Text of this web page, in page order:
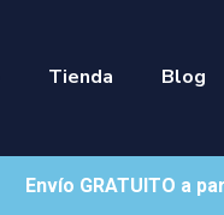
Tienda Blog
Envío GRATUITO a